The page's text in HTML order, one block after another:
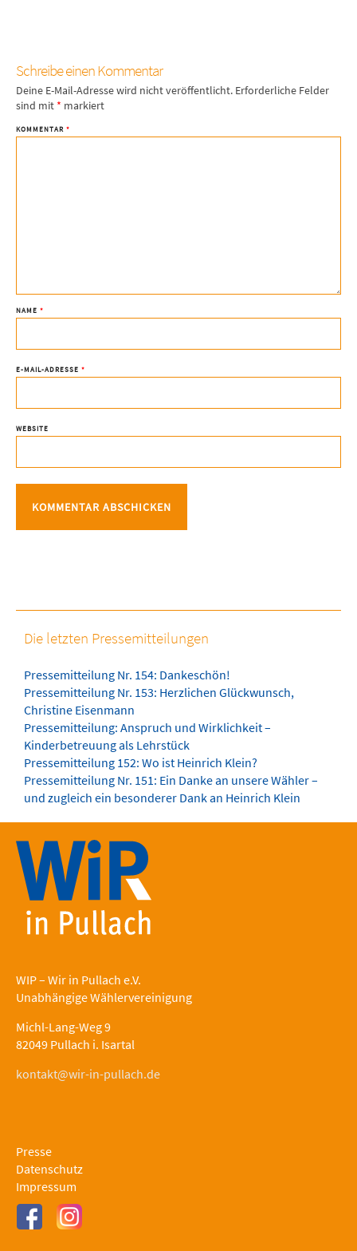
Schreibe einen Kommentar
Deine E-Mail-Adresse wird nicht veröffentlicht. Erforderliche Felder
sind mit * markiert
KOMMENTAR *
NAME *
E-MAIL-ADRESSE *
WEBSITE
Die letzten Pressemitteilungen
Pressemitteilung Nr. 154: Dankeschön!
Pressemitteilung Nr. 153: Herzlichen Glückwunsch,
Christine Eisenmann
Pressemitteilung: Anspruch und Wirklichkeit –
Kinderbetreuung als Lehrstück
Pressemitteilung 152: Wo ist Heinrich Klein?
Pressemitteilung Nr. 151: Ein Danke an unsere Wähler –
und zugleich ein besonderer Dank an Heinrich Klein
WIP – Wir in Pullach e.V.
Unabhängige Wählervereinigung
Michl-Lang-Weg 9
82049 Pullach i. Isartal
kontakt@wir-in-pullach.de
Presse
Datenschutz
Impressum